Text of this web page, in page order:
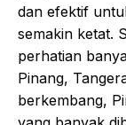
dan efektif
semakin ketat.
perhatian
Pinang,
berkembang,